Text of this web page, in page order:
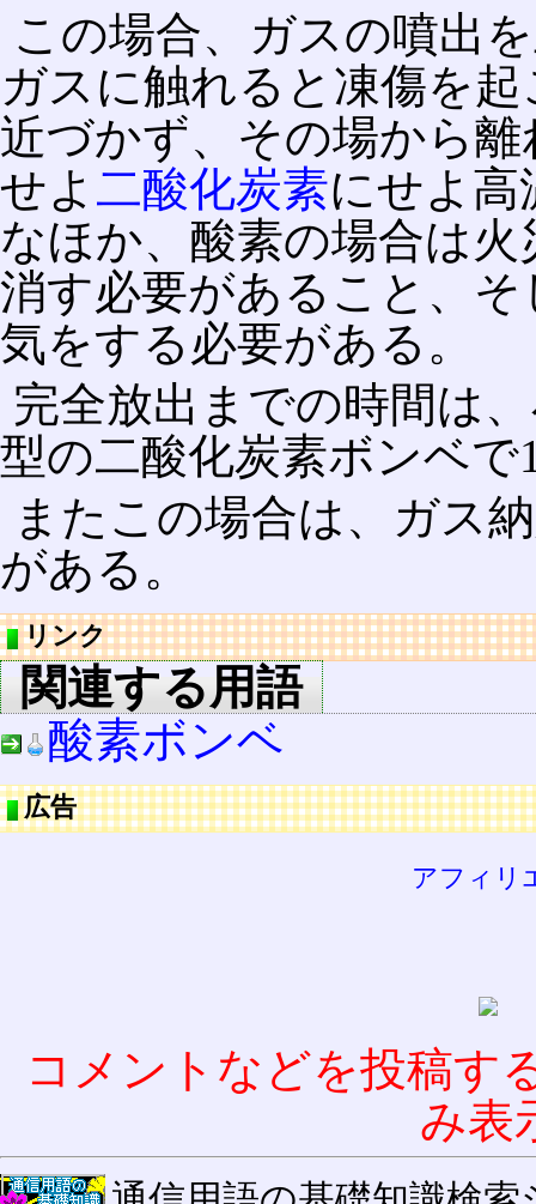
この場合、ガスの噴出
ガスに触れると凍傷を
近づかず、その場から
せよ 二酸化炭素にせよ高
なほか、酸素の場合は
消す必要があること、
気をする必要がある。
完全放出までの時間は
型の二酸化炭素ボンベで
またこの場合は、ガス
がある。
リンク
関連する用語
酸素ボンベ
広告
アフィリ
コメントなどを投稿す
み表